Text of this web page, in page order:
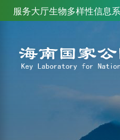
服务大厅生物多样性信息